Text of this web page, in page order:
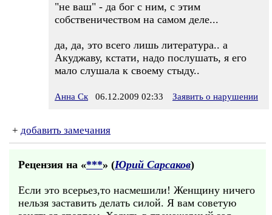
"не ваш" - да бог с ним, с этим
собственичеством на самом деле...
да, да, это всего лишь литература.. а
Акуджаву, кстати, надо послушать, я его
мало слушала к своему стыду..
Анна Ск 06.12.2009 02:33 Заявить о нарушении
+ добавить замечания
Рецензия на «***» (Юрий Сарсаков)
Если это всерьез,то насмешили! Женщину ничего
нельзя заставить делать силой. Я вам советую